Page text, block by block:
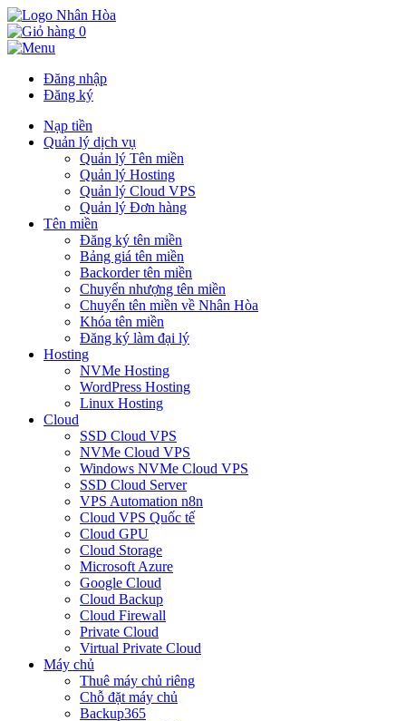
0
Đăng nhập
Đăng ký
Nạp tiền
Quản lý dịch vụ
Quản lý Tên miền
Quản lý Hosting
Quản lý Cloud VPS
Quản lý Đơn hàng
Tên miền
Đăng ký tên miền
Bảng giá tên miền
Backorder tên miền
Chuyển nhượng tên miền
Chuyển tên miền về Nhân Hòa
Khóa tên miền
Đăng ký làm đại lý
Hosting
NVMe Hosting
WordPress Hosting
Linux Hosting
Cloud
SSD Cloud VPS
NVMe Cloud VPS
Windows NVMe Cloud VPS
SSD Cloud Server
VPS Automation n8n
Cloud VPS Quốc tế
Cloud GPU
Cloud Storage
Microsoft Azure
Google Cloud
Cloud Backup
Cloud Firewall
Private Cloud
Virtual Private Cloud
Máy chủ
Thuê máy chủ riêng
Chỗ đặt máy chủ
Backup365